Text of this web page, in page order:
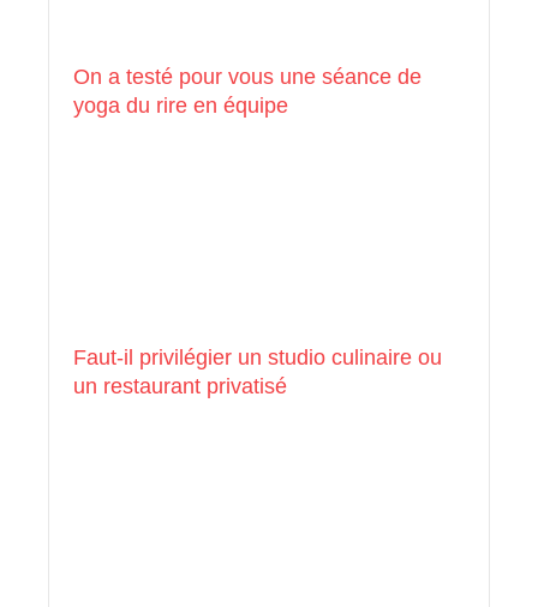
On a testé pour vous une séance de
yoga du rire en équipe
Faut-il privilégier un studio culinaire ou
un restaurant privatisé